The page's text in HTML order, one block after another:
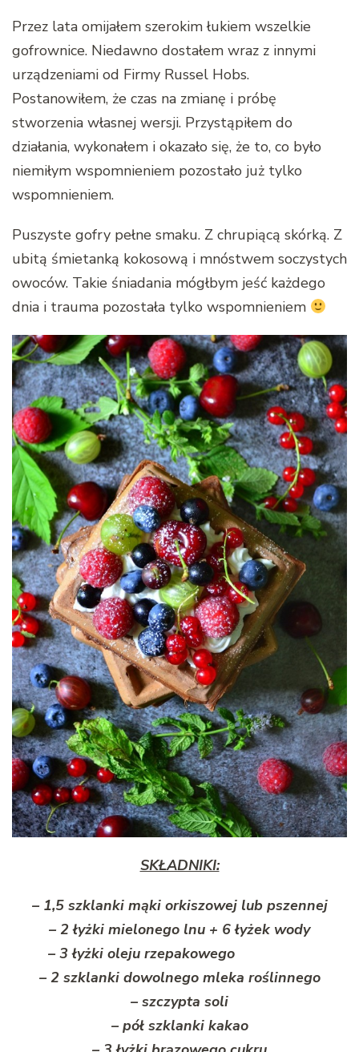
Przez lata omijałem szerokim łukiem wszelkie
gofrownice. Niedawno dostałem wraz z innymi
urządzeniami od Firmy Russel Hobs.
Postanowiłem, że czas na zmianę i próbę
stworzenia własnej wersji. Przystąpiłem do
działania, wykonałem i okazało się, że to, co było
niemiłym wspomnieniem pozostało już tylko
wspomnieniem.
Puszyste gofry pełne smaku. Z chrupiącą skórką. Z
ubitą śmietanką kokosową i mnóstwem soczystych
owoców. Takie śniadania mógłbym jeść każdego
dnia i trauma pozostała tylko wspomnieniem
SKŁADNIKI:
– 1,5 szklanki mąki orkiszowej lub pszennej
– 2 łyżki mielonego lnu + 6 łyżek wody
– 3 łyżki oleju rzepakowego
– 2 szklanki dowolnego mleka roślinnego
– szczypta soli
– pół szklanki kakao